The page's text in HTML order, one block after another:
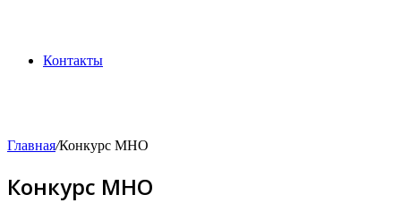
Контакты
Главная/Конкурс МНО
Конкурс МНО